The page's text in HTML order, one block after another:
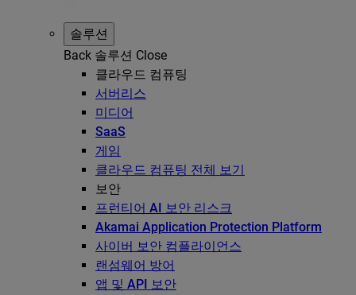
솔루션
Back 솔루션 Close
클라우드 컴퓨팅
서버리스
미디어
SaaS
게임
클라우드 컴퓨팅 전체 보기
보안
프런티어 AI 보안 리스크
Akamai Application Protection Platform
사이버 보안 컴플라이언스
랜섬웨어 방어
앱 및 API 보안